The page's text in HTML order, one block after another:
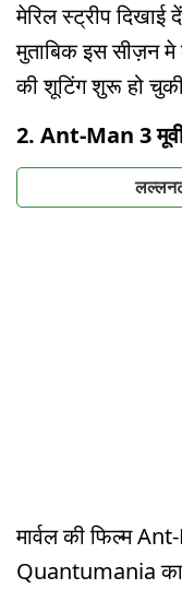
मेरिल स्ट्रीप दिखाई
मुताबिक इस सीज़न मे
की शूटिंग शुरू हो
2. Ant-Man 3 मूवी
मार्वल की फिल्म
Quantumania का